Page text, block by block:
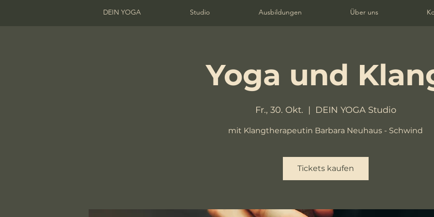
DEIN YOGA Studio Ausbildungen Über uns
Yoga und
Fr., 30. Okt.
  |
DEIN YOGA Studio
mit Klangtherapeutin Barbara Neuhaus - Schwind
Tickets kaufen